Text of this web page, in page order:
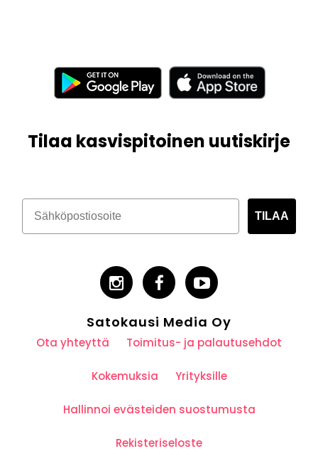
Tilaa kasvispitoinen uutiskirje
TILAA
Satokausi Media Oy
Ota yhteyttä Toimitus- ja palautusehdot
Kokemuksia Yrityksille
Hallinnoi evästeiden suostumusta
Rekisteriseloste